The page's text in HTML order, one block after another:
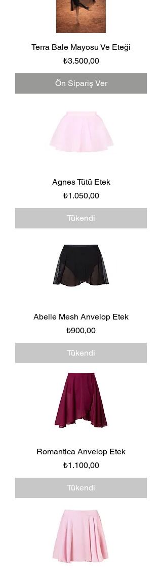
Terra Bale Mayosu Ve Eteği
Fiyat
₺3.500,00
Ön Sipariş Ver
Agnes Tütü Etek
Fiyat
₺1.050,00
Tükendi
Abelle Mesh Anvelop Etek
Fiyat
₺900,00
Tükendi
Romantica Anvelop Etek
Fiyat
₺1.100,00
Tükendi